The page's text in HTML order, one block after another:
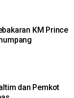
KM Prince
dan Pemkot